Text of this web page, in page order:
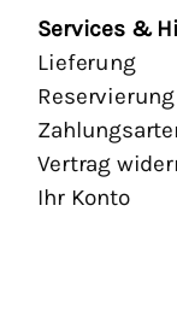
Services &
Lieferung
Vertrag
Ihr Konto